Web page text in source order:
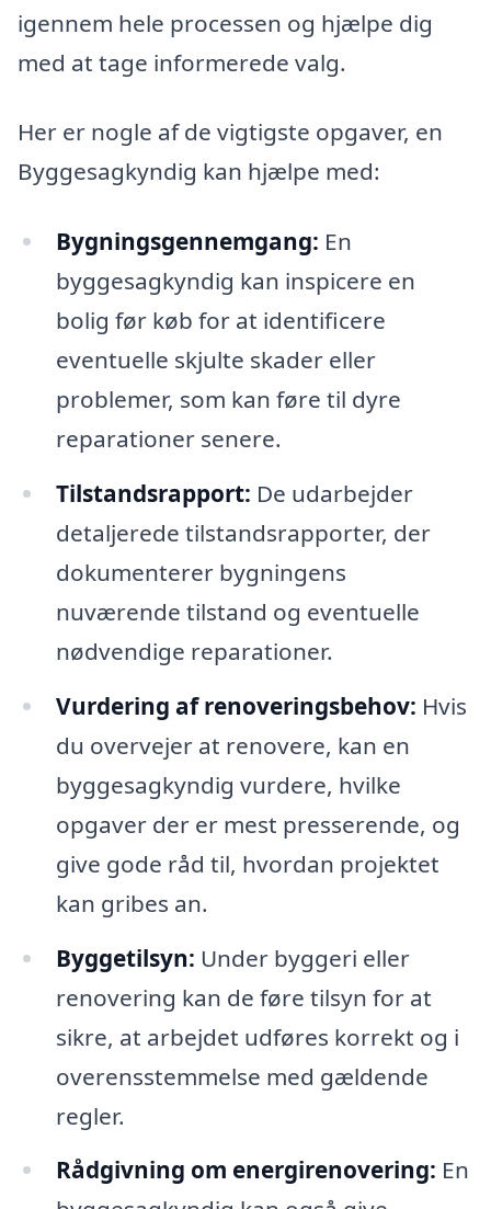
igennem hele processen og hjælpe dig
med at tage informerede valg.
Her er nogle af de vigtigste opgaver, en
Byggesagkyndig kan hjælpe med:
Bygningsgennemgang: En
byggesagkyndig kan inspicere en
bolig før køb for at identificere
eventuelle skjulte skader eller
problemer, som kan føre til dyre
reparationer senere.
Tilstandsrapport: De udarbejder
detaljerede tilstandsrapporter, der
dokumenterer bygningens
nuværende tilstand og eventuelle
nødvendige reparationer.
Vurdering af renoveringsbehov: Hvis
du overvejer at renovere, kan en
byggesagkyndig vurdere, hvilke
opgaver der er mest presserende, og
give gode råd til, hvordan projektet
kan gribes an.
Byggetilsyn: Under byggeri eller
renovering kan de føre tilsyn for at
sikre, at arbejdet udføres korrekt og i
overensstemmelse med gældende
regler.
Rådgivning om energirenovering: En